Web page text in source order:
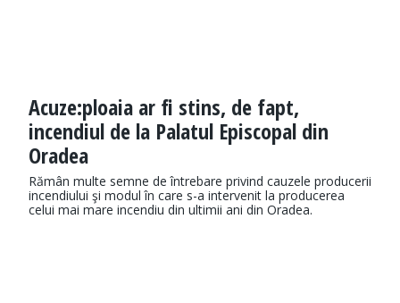
Acuze:ploaia ar fi stins, de fapt,
incendiul de la Palatul Episcopal din
Oradea
Rămân multe semne de întrebare privind cauzele producerii
incendiului şi modul în care s-a intervenit la producerea
celui mai mare incendiu din ultimii ani din Oradea.